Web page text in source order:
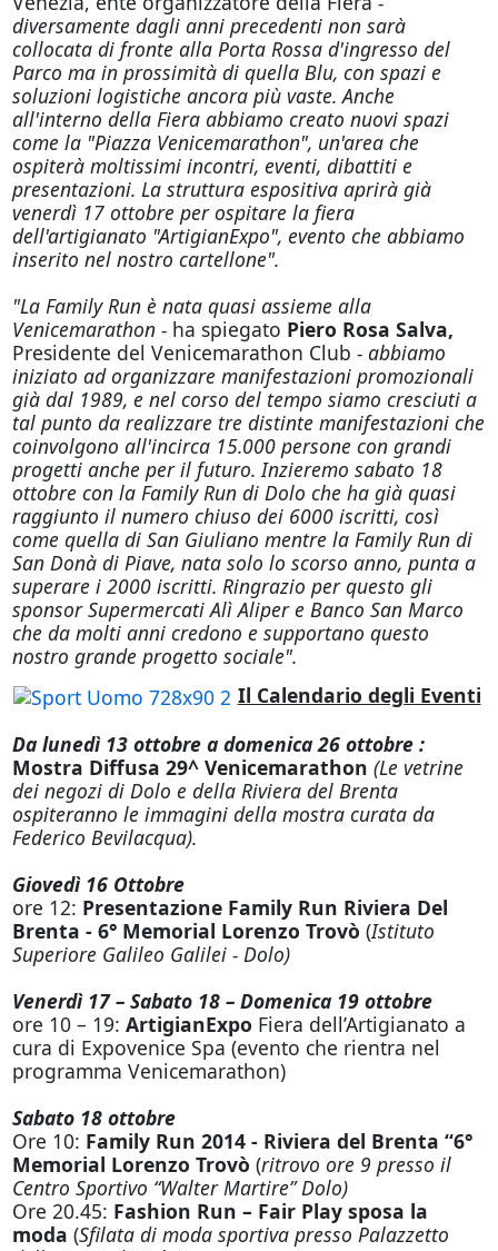
diversamente dagli anni precedenti non sarà
collocata di fronte alla Porta Rossa d'ingresso del
Parco ma in prossimità di quella Blu, con spazi e
soluzioni logistiche ancora più vaste. Anche
all'interno della Fiera abbiamo creato nuovi spazi
come la "Piazza Venicemarathon", un'area che
ospiterà moltissimi incontri, eventi, dibattiti e
presentazioni. La struttura espositiva aprirà già
venerdì 17 ottobre per ospitare la fiera
dell'artigianato "ArtigianExpo", evento che abbiamo
inserito nel nostro cartellone".
"La Family Run è nata quasi assieme alla
Venicemarathon - ha spiegato Piero Rosa Salva,
Presidente del Venicemarathon Club - abbiamo
iniziato ad organizzare manifestazioni promozionali
già dal 1989, e nel corso del tempo siamo cresciuti a
tal punto da realizzare tre distinte manifestazioni che
coinvolgono all'incirca 15.000 persone con grandi
progetti anche per il futuro. Inzieremo sabato 18
ottobre con la Family Run di Dolo che ha già quasi
raggiunto il numero chiuso dei 6000 iscritti, così
come quella di San Giuliano mentre la Family Run di
San Donà di Piave, nata solo lo scorso anno, punta a
superare i 2000 iscritti. Ringrazio per questo gli
sponsor Supermercati Alì Aliper e Banco San Marco
che da molti anni credono e supportano questo
nostro grande progetto sociale".
Il Calendario degli Eventi
Da lunedì 13 ottobre a domenica 26 ottobre :
Mostra Diffusa 29^ Venicemarathon (Le vetrine
dei negozi di Dolo e della Riviera del Brenta
ospiteranno le immagini della mostra curata da
Federico Bevilacqua).
Giovedì 16 Ottobre
ore 12: Presentazione Family Run Riviera Del
Brenta - 6° Memorial Lorenzo Trovò (Istituto
Superiore Galileo Galilei - Dolo)
Venerdì 17 – Sabato 18 – Domenica 19 ottobre
ore 10 – 19: ArtigianExpo Fiera dell’Artigianato a
cura di Expovenice Spa (evento che rientra nel
programma Venicemarathon)
Sabato 18 ottobre
Ore 10: Family Run 2014 - Riviera del Brenta “6°
Memorial Lorenzo Trovò (ritrovo ore 9 presso il
Centro Sportivo “Walter Martire” Dolo)
Ore 20.45: Fashion Run – Fair Play sposa la
moda (Sfilata di moda sportiva presso Palazzetto